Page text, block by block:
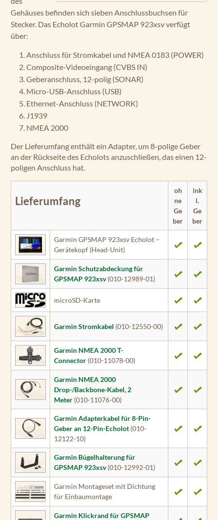
Gehäuses befinden sich sieben Anschlussbuchsen für
Stecker. Das Echolot Garmin GPSMAP 923xsv verfügt
über:
Anschluss für Stromkabel und NMEA 0183 (POWER)
Composite-Videoeingang (CVBS IN)
Geberanschluss, 12-polig (SONAR)
Micro-USB-Anschluss (USB)
Ethernet-Anschluss (NETWORK)
J1939
NMEA 2000
Der Lieferumfang enthält ein Adapter, um 8-polige Geber
an der Rückseite des Echolots anzuschließen, das einen 12-
poligen Anschluss hat.
Lieferumfang
oh
ne
Ge
ber
ink
l.
Ge
ber
Garmin GPSMAP 923xsv Echolot –
Gerätekopf (Head-Unit)
Garmin Schutzabdeckung für
GPSMAP 923xsv(010-12989-01)
microSD-Karte
Garmin Stromkabel (010-12550-00)
Garmin NMEA 2000 T-
Connector (010-11078-00)
Garmin NMEA 2000
Drop-/Backbone-Kabel, 2
Meter (010-11076-00)
Garmin Adapterkabel für 8-Pin-
Geber an 12-Pin-Echolot (010-
12122-10)
Garmin Bügelhalterung für
GPSMAP 923xsv(010-12992-01)
Garmin Montageset mit Dichtung
für Einbaumontage
Garmin Klickrand für GPSMAP